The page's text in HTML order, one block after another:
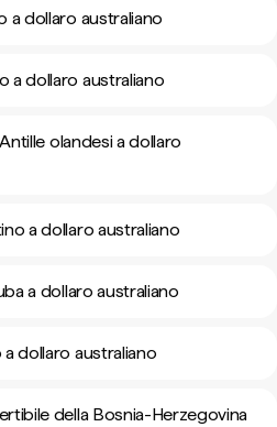
a dollaro australiano
a dollaro australiano
olandesi a dollaro
a dollaro australiano
a dollaro australiano
dollaro australiano
della Bosnia-Herzegovina